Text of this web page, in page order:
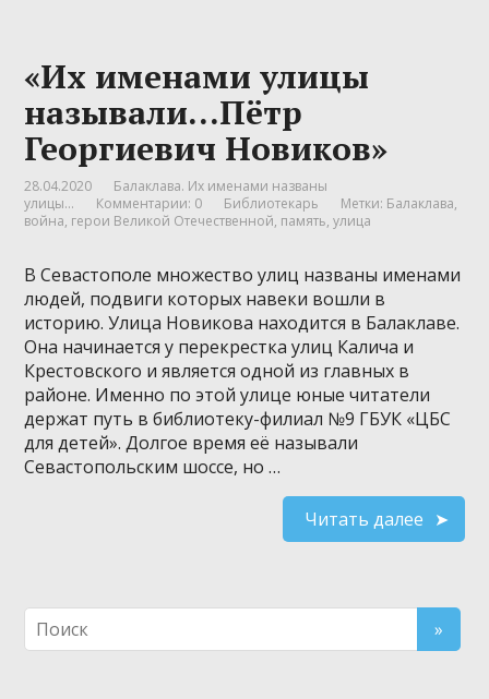
«Их именами улицы
называли…Пётр
Георгиевич Новиков»
28.04.2020
Балаклава. Их именами названы
улицы...
Комментарии: 0 Библиотекарь Метки: Балаклава,
война, герои Великой Отечественной, память,улица
В Севастополе множество улиц названы именами
людей, подвиги которых навеки вошли в
историю. Улица Новикова находится в Балаклаве.
Она начинается у перекрестка улиц Калича и
Крестовского и является одной из главных в
районе. Именно по этой улице юные читатели
держат путь в библиотеку-филиал №9 ГБУК «ЦБС
для детей». Долгое время её называли
Севастопольским шоссе, но …
Читать далее